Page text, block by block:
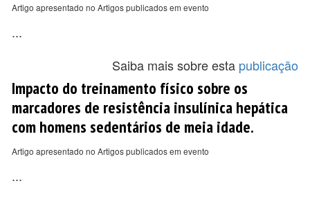
Artigo apresentado no Artigos publicados em evento
...
Saiba mais sobre esta publicação
Impacto do treinamento físico sobre os
marcadores de resistência insulínica hepática
com homens sedentários de meia idade.
Artigo apresentado no Artigos publicados em evento
...